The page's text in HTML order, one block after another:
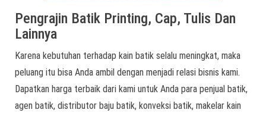
Pengrajin Batik Printing, Cap, Tulis Dan
Lainnya
Karena kebutuhan terhadap kain batik selalu meningkat, maka
peluang itu bisa Anda ambil dengan menjadi relasi bisnis kami.
Dapatkan harga terbaik dari kami untuk Anda para penjual batik,
agen batik, distributor baju batik, konveksi batik, makelar kain